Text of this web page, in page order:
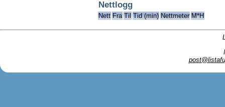
Nettlogg
Nett Fra Til Tid (min) Nettmeter M*H